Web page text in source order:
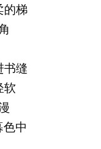
的梯
书缝
软
色中